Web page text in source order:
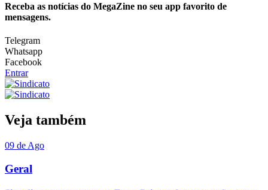
Receba as notícias do MegaZine no seu app favorito de
mensagens.
Telegram
Whatsapp
Facebook
Entrar
Veja também
09 de Ago
Geral